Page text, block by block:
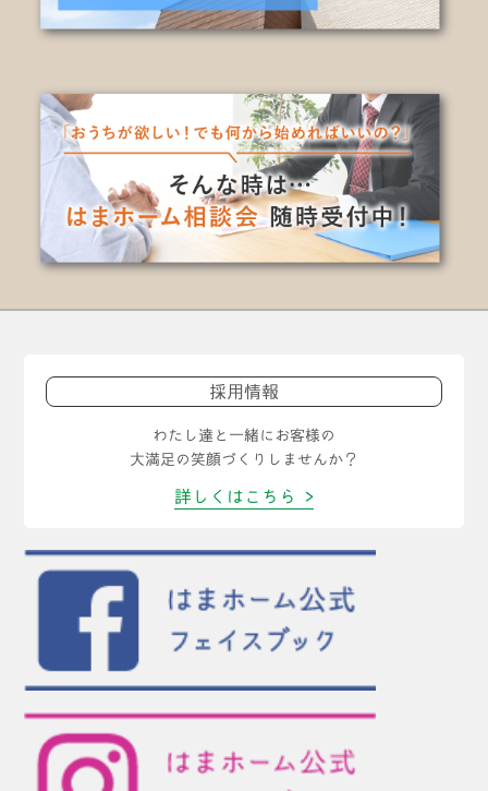
採用情報
わたし達と一緒にお客様の
大満足の笑顔づくりしませんか？
詳しくはこちら >